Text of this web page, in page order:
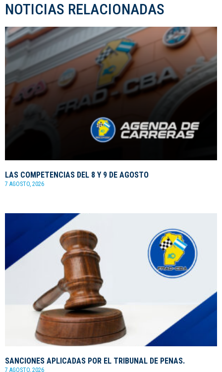
NOTICIAS RELACIONADAS
LAS COMPETENCIAS DEL 8 Y 9 DE AGOSTO
7 AGOSTO, 2026
SANCIONES APLICADAS POR EL TRIBUNAL DE PENAS.
7 AGOSTO, 2026